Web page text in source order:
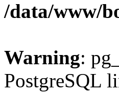
/data/www/
Warning:
PostgreSQL